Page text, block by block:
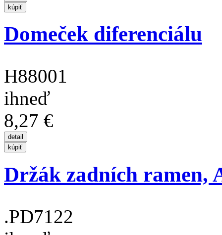
Domeček diferenciálu
H88001
ihneď
8,27 €
Držák zadních ramen,
.PD7122